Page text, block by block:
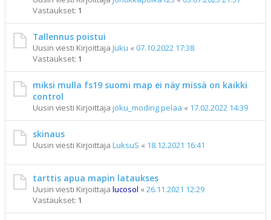
Vastaukset: 1
Tallennus poistui
Uusin viesti Kirjoittaja Juku « 07.10.2022 17:38
Vastaukset: 1
miksi mulla fs19 suomi map ei näy missä on kaikki
control
Uusin viesti Kirjoittaja joku_moding pelaa « 17.02.2022 14:39
skinaus
Uusin viesti Kirjoittaja LuksuS « 18.12.2021 16:41
tarttis apua mapin lataukses
Uusin viesti Kirjoittaja lucosol « 26.11.2021 12:29
Vastaukset: 1